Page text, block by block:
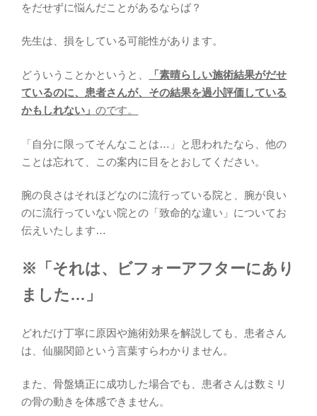
をだせずに悩んだことがあるならば？
先生は、損をしている可能性があります。
どういうことかというと、
「素晴らしい施術結果がだせ
ているのに、患者さんが、その結果を過小評価している
かもしれない」のです。
「自分に限ってそんなことは…」と思われたなら、他の
ことは忘れて、この案内に目をとおしてください。
腕の良さはそれほどなのに流行っている院と、腕が良い
のに流行っていない院との「致命的な違い」についてお
伝えいたします…
※「それは、ビフォーアフターにあり
ました…」
どれだけ丁寧に原因や施術効果を解説しても、患者さん
は、仙腸関節という言葉すらわかりません。
また、骨盤矯正に成功した場合でも、患者さんは数ミリ
の骨の動きを体感できません。